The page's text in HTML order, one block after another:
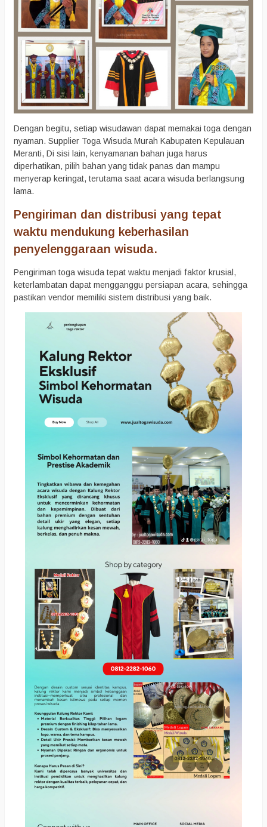
Dengan begitu, setiap wisudawan dapat memakai toga dengan
nyaman. Supplier Toga Wisuda Murah Kabupaten Kepulauan
Meranti, Di sisi lain, kenyamanan bahan juga harus
diperhatikan, pilih bahan yang tidak panas dan mampu
menyerap keringat, terutama saat acara wisuda berlangsung
lama.
Pengiriman dan distribusi yang tepat
waktu mendukung keberhasilan
penyelenggaraan wisuda.
Pengiriman toga wisuda tepat waktu menjadi faktor krusial,
keterlambatan dapat mengganggu persiapan acara, sehingga
pastikan vendor memiliki sistem distribusi yang baik.